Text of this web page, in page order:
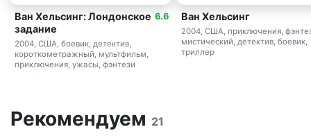
6.6
Ван Хельсинг: Лондонское
задание
2004, США, боевик, детектив,
короткометражный, мультфильм,
приключения, ужасы, фэнтези
Ван Хельсинг
2004, США, приключения,
мистический, детектив, боевик,
триллер
Рекомендуем 21